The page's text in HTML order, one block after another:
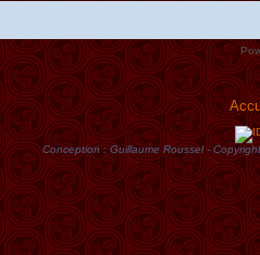
Conception : Guillaume Roussel -